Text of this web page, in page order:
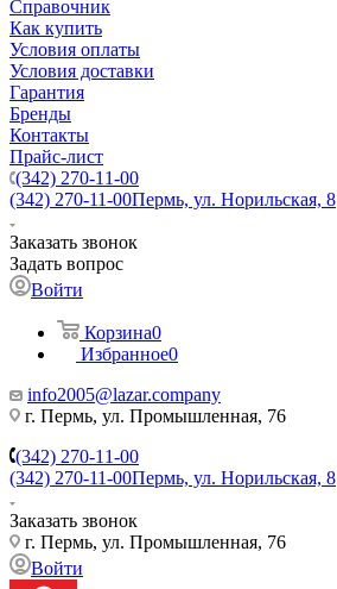
Справочник
Как купить
Условия оплаты
Условия доставки
Гарантия
Бренды
Контакты
Прайс-лист
(342) 270-11-00
(342) 270-11-00Пермь, ул. Норильская, 8
Заказать звонок
Задать вопрос
Войти
Корзина0
Избранное0
info2005@lazar.company
г. Пермь, ул. Промышленная, 76
(342) 270-11-00
(342) 270-11-00Пермь, ул. Норильская, 8
Заказать звонок
г. Пермь, ул. Промышленная, 76
Войти